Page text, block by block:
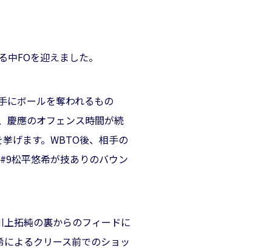
FOを迎えました。
にボールを奪われるもの
慶應のオフェンス時間が続
げます。WBTO後、相手の
松平悠希が技ありのバウン
拓純の裏からのフィードに
よるクリース前でのショッ